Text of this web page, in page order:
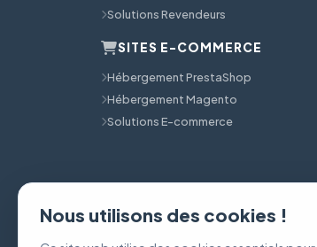
Solutions Revendeurs
SITES E-COMMERCE
Hébergement PrestaShop
Hébergement Magento
Solutions E-commerce
Nous utilisons des cookies !